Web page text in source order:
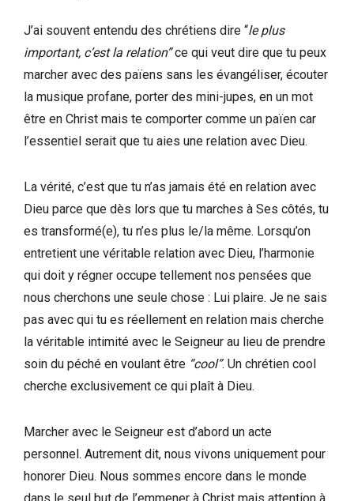
J’ai souvent entendu des chrétiens dire “le plus
important, c’est la relation”ce qui veut dire que tu peux
marcher avec des païens sans les évangéliser, écouter
la musique profane, porter des mini-jupes, en un mot
être en Christ mais te comporter comme un païen car
l’essentiel serait que tu aies une relation avec Dieu.
La vérité, c’est que tu n’as jamais été en relation avec
Dieu parce que dès lors que tu marches à Ses côtés, tu
es transformé(e), tu n’es plus le/la même. Lorsqu’on
entretient une véritable relation avec Dieu, l’harmonie
qui doit y régner occupe tellement nos pensées que
nous cherchons une seule chose : Lui plaire. Je ne sais
pas avec qui tu es réellement en relation mais cherche
la véritable intimité avec le Seigneur au lieu de prendre
soin du péché en voulant être “cool”. Un chrétien cool
cherche exclusivement ce qui plaît à Dieu.
Marcher avec le Seigneur est d’abord un acte
personnel. Autrement dit, nous vivons uniquement pour
honorer Dieu. Nous sommes encore dans le monde
dans le seul but de l’emmener à Christ mais attention à